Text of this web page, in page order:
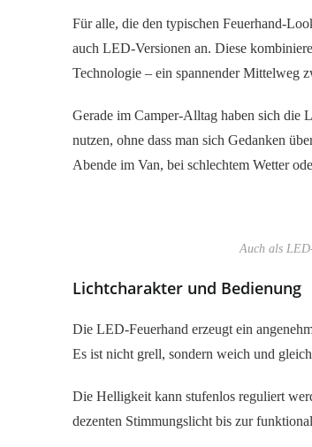
Für alle, die den typischen Feuerhand-
auch LED-Versionen an. Diese
Technologie – ein spannender Mittelweg
Gerade im Camper-Alltag haben sich die
nutzen, ohne dass man sich Gedanken
Abende im Van, bei schlechtem Wetter
Auch als
Lichtcharakter und Bedienung
Die LED-Feuerhand erzeugt ein
Es ist nicht grell, sondern weich und
Die Helligkeit kann stufenlos reguliert
dezenten Stimmungslicht bis zur